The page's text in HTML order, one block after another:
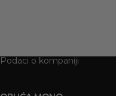
Podaci o kompaniji